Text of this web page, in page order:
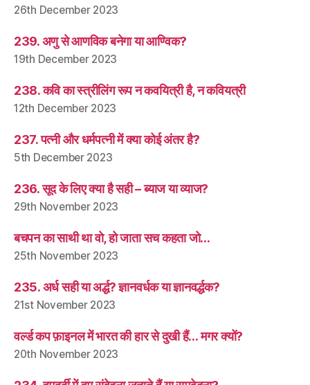
26th December 2023
239. अणु से आणविक बनेगा या आण्विक?
19th December 2023
238. कवि का स्त्रीलिंग रूप न कवयित्री है, न कवियत्री
12th December 2023
237. पत्नी और धर्मपत्नी में क्या कोई अंतर है?
5th December 2023
236. सूद के लिए क्या है सही – ब्याज या व्याज?
29th November 2023
बचपन का साथी था वो, हो जाता सच कहता जो…
25th November 2023
235. अर्ध सही या अर्द्ध? ज्ञानवर्धक या ज्ञानवर्द्धक?
21st November 2023
वर्ल्ड कप फ़ाइनल में भारत की हार से दुखी हैं… मगर क्यों?
20th November 2023